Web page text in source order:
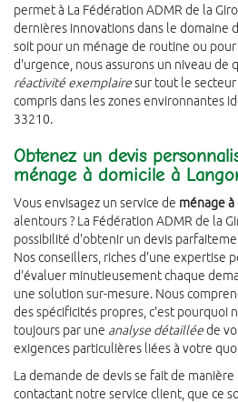
permet à La Fédération ADMR de la
dernières innovations dans le domaine
soit pour un ménage de routine ou
d'urgence, nous assurons un niveau de
réactivité exemplairesur tout le
compris dans les zones environnantes
33210.
Obtenez un devis
ménage à domicile à
Vous envisagez un service de ménage à
alentours ? La Fédération ADMR de la
possibilité d'obtenir un devis
Nos conseillers, riches d'une expertise
d'évaluer minutieusement chaque
une solution sur-mesure. Nous
des spécificités propres, c'est pourquoi
toujours par une analyse détailléede
exigences particulières liées à votre
La demande de devis se fait de
contactant notre service client, que ce